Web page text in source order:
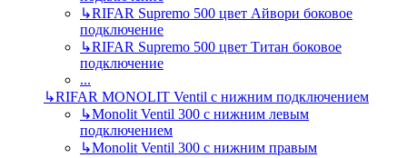
↳RIFAR Supremo 500 цвет Айвори боковое
подключение
↳RIFAR Supremo 500 цвет Титан боковое
подключение
...
↳RIFAR MONOLIT Ventil с нижним подключением
↳Monolit Ventil 300 с нижним левым
подключением
↳Monolit Ventil 300 с нижним правым